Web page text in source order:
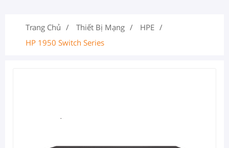
Trang Chủ Thiết Bị Mạng
HPE
HP 1950 Switch Series